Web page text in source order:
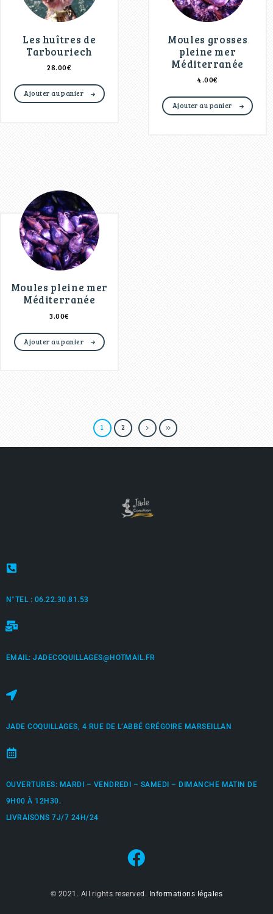
Les huîtres de
Tarbouriech
28.00€
Ajouter au panier
Moules grosses
pleine mer
Méditerranée
4.00€
Ajouter au panier
Moules pleine mer
Méditerranée
3.00€
Ajouter au panier
1 2
N°TEL : 06.22.30.81.53
EMAIL: JADECOQUILLAGES@HOTMAIL.FR
JADE COQUILLAGES, 4 RUE DE L’ABBÉ GRÉGOIRE MARSEILLAN
OUVERTURES: MARDI – VENDREDI – SAMEDI – DIMANCHE MATIN DE
9H00 À 12H30.
LIVRAISONS 7J/7 24H/24
© 2021. All rights reserved. Informations légales